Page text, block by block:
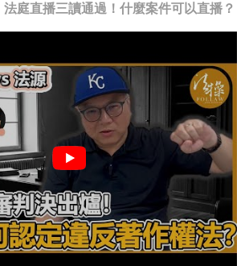
庭直播三讀通過！什麼案件可以直播？